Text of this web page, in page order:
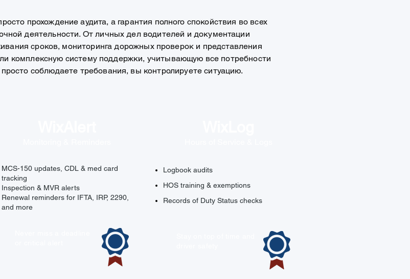
прохождение аудита, а гарантия полного спокойствия во всех
деятельности. От личных дел водителей и документации
сроков, мониторинга дорожных проверок и представления
комплексную систему поддержки, учитывающую все потребности
соблюдаете требования, вы контролируете ситуацию.
MCS-150 updates, CDL & med card
tracking
Inspection & MVR alerts
Renewal reminders for IFTA, IRP, 2290,
and more
Logbook audits
HOS training & exemptions
Records of Duty Status checks